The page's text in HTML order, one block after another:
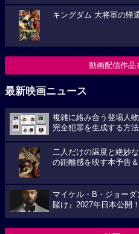
キングダム 大将軍の帰
動画配信作品
最新映画ニュース
複雑に絡み合う登場人
完全犯罪を生成する方
二人だけの温度と絶妙
の距離感を映す本予告
マイケル・B・ジョー
賭け』2027年日本公開